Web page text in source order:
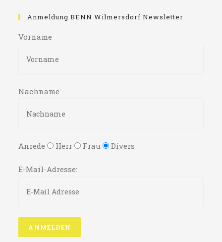
Anmeldung BENN Wilmersdorf Newsletter
Vorname
Nachname
Anrede Herr Frau Divers
E-Mail-Adresse: